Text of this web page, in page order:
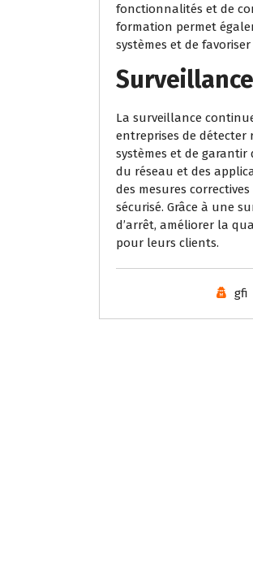
fonctionnalités et de
formation permet
systèmes et de
La surveillance
entreprises de détecter
systèmes et de
du réseau et des
des mesures
sécurisé. Grâce à une
d’arrêt, améliorer la
pour leurs clients.
gfi